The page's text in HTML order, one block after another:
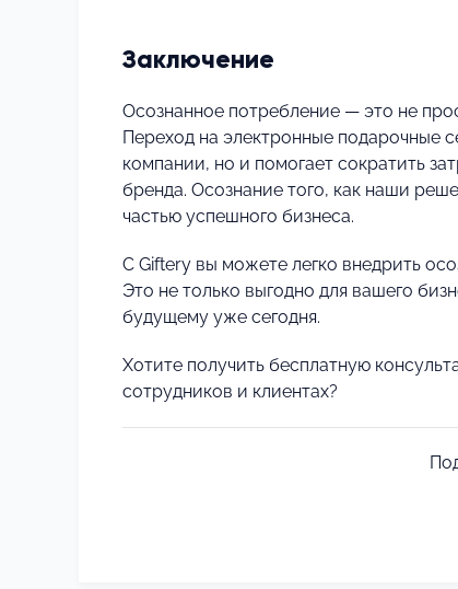
Заключение
Осознанное потребление — это не
Переход на электронные подарочные
компании, но и помогает сократить
бренда. Осознание того, как наши
частью успешного бизнеса.
С Giftery вы можете легко внедрить
Это не только выгодно для вашего
будущему уже сегодня.
Хотите получить бесплатную
сотрудников и клиентах?